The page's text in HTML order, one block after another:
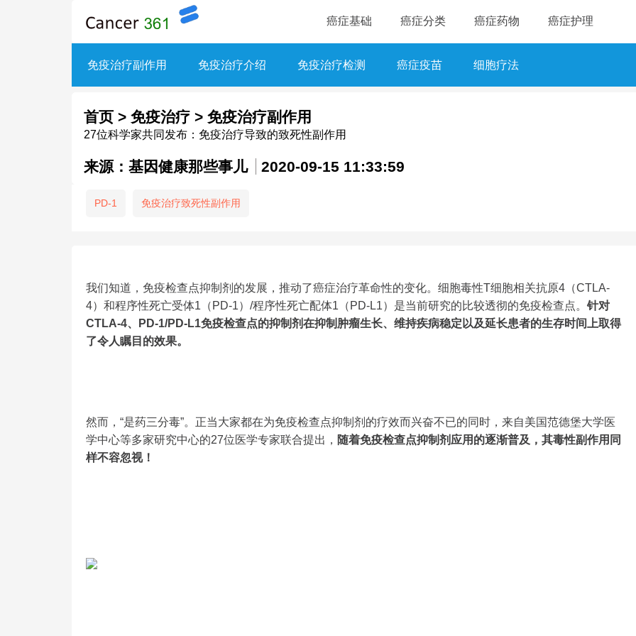
癌症基础 癌症分类 癌症药物 癌症护理
免疫治疗副作用 免疫治疗介绍 免疫治疗检测 癌症疫苗 细胞疗法
首页> 免疫治疗> 免疫治疗副作用
27位科学家共同发布：免疫治疗导致的致死性副作用
来源：基因健康那些事儿 2020-09-15 11:33:59
PD-1 免疫治疗致死性副作用
我们知道，免疫检查点抑制剂的发展，推动了癌症治疗革命性的变化。细胞毒性T细胞相关抗原4（CTLA-
4）和程序性死亡受体1（PD-1）/程序性死亡配体1（PD-L1）是当前研究的比较透彻的免疫检查点。 针对
CTLA-4、PD-1/PD-L1免疫检查点的抑制剂在抑制肿瘤生长、维持疾病稳定以及延长患者的生存时间上取得
了令人瞩目的效果。
然而，“是药三分毒”。正当大家都在为免疫检查点抑制剂的疗效而兴奋不已的同时，来自美国范德堡大学医
学中心等多家研究中心的27位医学专家联合提出， 随着免疫检查点抑制剂应用的逐渐普及，其毒性副作用同
样不容忽视！